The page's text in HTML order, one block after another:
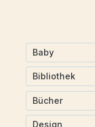
Baby
Bibliothek
Bücher
Design